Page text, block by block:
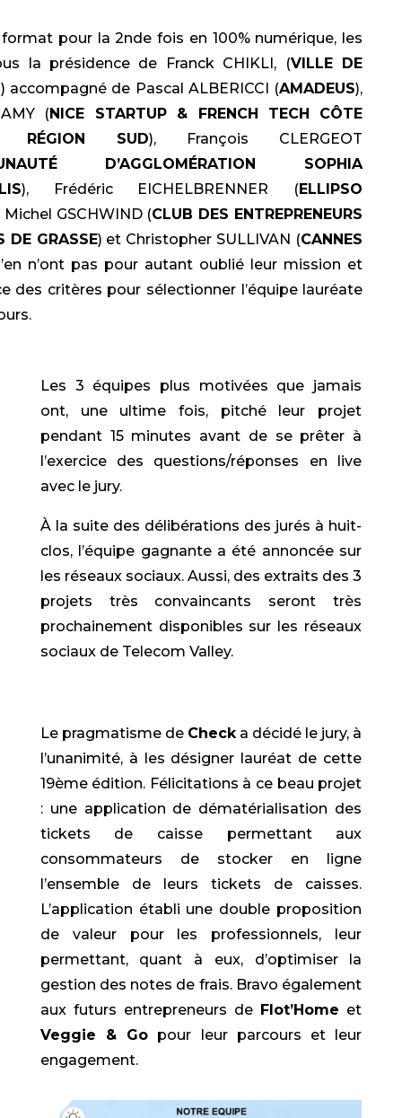
pour la 2nde fois en 100% numérique, les
la présidence de Franck CHIKLI, (VILLE DE
) accompagné de Pascal ALBERICCI (AMADEUS),
(NICE STARTUP & FRENCH TECH CÔTE
RÉGION SUD), François CLERGEOT
D’AGGLOMÉRATION SOPHIA
), Frédéric EICHELBRENNER (ELLIPSO
Michel GSCHWIND (CLUB DES ENTREPRENEURS
DE GRASSE) et Christopher SULLIVAN (CANNES
n’ont pas pour autant oublié leur mission et
des critères pour sélectionner l’équipe lauréate
Les 3 équipes plus motivées que jamais
ont, une ultime fois, pitché leur projet
pendant 15 minutes avant de se prêter à
l’exercice des questions/réponses en live
avec le jury.
À la suite des délibérations des jurés à huit-
clos, l’équipe gagnante a été annoncée sur
les réseaux sociaux. Aussi, des extraits des 3
projets très convaincants seront très
prochainement disponibles sur les réseaux
sociaux de Telecom Valley.
Le pragmatisme de Checka décidé le jury, à
l’unanimité, à les désigner lauréat de cette
19ème édition. Félicitations à ce beau projet
: une application de dématérialisation des
tickets de caisse permettant aux
consommateurs de stocker en ligne
l’ensemble de leurs tickets de caisses.
L’application établi une double proposition
de valeur pour les professionnels, leur
permettant, quant à eux, d’optimiser la
gestion des notes de frais. Bravo également
aux futurs entrepreneurs de Flot’Home et
Veggie & Go pour leur parcours et leur
engagement.